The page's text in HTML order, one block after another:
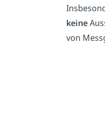
keine
von